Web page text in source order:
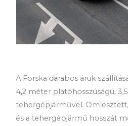
A Forska darabos áruk
4,2 méter platóhosszúságú,
tehergépjárművel.
és a tehergépjármű hosszát